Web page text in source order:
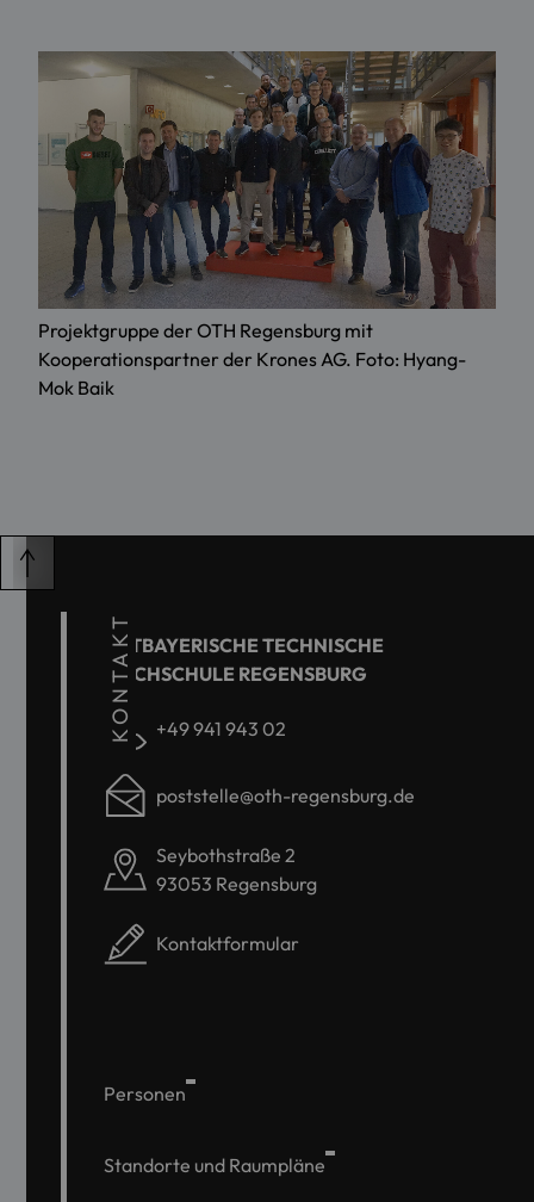
Projektgruppe der OTH Regensburg mit
Kooperationspartner der Krones AG. Foto: Hyang-
Mok Baik
KONTAKT
OSTBAYERISCHE TECHNISCHE
HOCHSCHULE REGENSBURG
+49 941 943 02
poststelle@oth-regensburg.de
Seybothstraße 2
93053 Regensburg
Kontaktformular
Personen
Standorte und Raumpläne